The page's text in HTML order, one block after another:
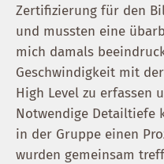
Zertifizierung für den
und mussten eine
mich damals
Geschwindigkeit mit
High Level zu erfassen
Notwendige Detailtiefe
in der Gruppe einen
wurden gemeinsam